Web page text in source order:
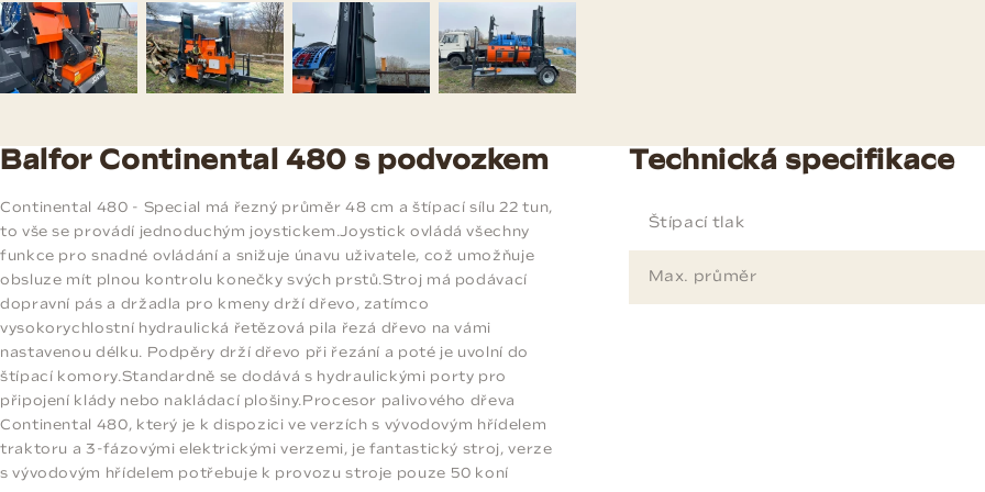
Balfor Continental 480 s podvozkem
Continental 480 - Special má řezný průměr 48 cm a štípací sílu 22 tun,
to vše se provádí jednoduchým joystickem.Joystick ovládá všechny
funkce pro snadné ovládání a snižuje únavu uživatele, což umožňuje
obsluze mít plnou kontrolu konečky svých prstů.Stroj má podávací
dopravní pás a držadla pro kmeny drží dřevo, zatímco
vysokorychlostní hydraulická řetězová pila řezá dřevo na vámi
nastavenou délku. Podpěry drží dřevo při řezání a poté je uvolní do
štípací komory.Standardně se dodává s hydraulickými porty pro
připojení klády nebo nakládací plošiny.Procesor palivového dřeva
Continental 480, který je k dispozici ve verzích s vývodovým hřídelem
traktoru a 3-fázovými elektrickými verzemi, je fantastický stroj, verze
s vývodovým hřídelem potřebuje k provozu stroje pouze 50 koní
Technická specifikace
Štípací tlak
Max. průměr